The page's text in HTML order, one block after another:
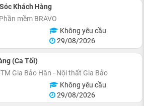
Khách Hàng
mềm BRAVO
Không yêu cầu
29/08/2026
(Ca Tối)
Gia Bảo Hân - Nội thất Gia Bảo
Không yêu cầu
29/08/2026